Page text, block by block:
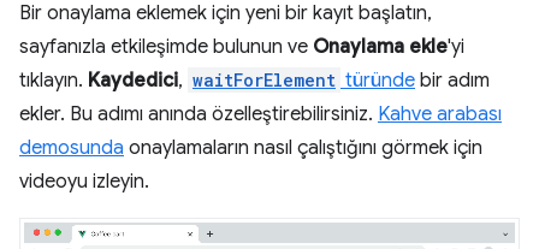
Bir onaylama eklemek için yeni bir kayıt başlatın,
sayfanızla etkileşimde bulunun ve Onaylama ekle'yi
tıklayın. Kaydedici, waitForElement türünde bir adım
ekler. Bu adımı anında özelleştirebilirsiniz. Kahve arabası
demosunda onaylamaların nasıl çalıştığını görmek için
videoyu izleyin.